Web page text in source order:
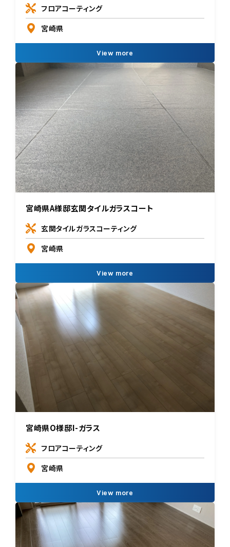
フロアコーティング
宮崎県
View more
宮崎県A様邸玄関タイルガラスコート
玄関タイルガラスコーティング
宮崎県
View more
宮崎県O様邸I-ガラス
フロアコーティング
宮崎県
View more